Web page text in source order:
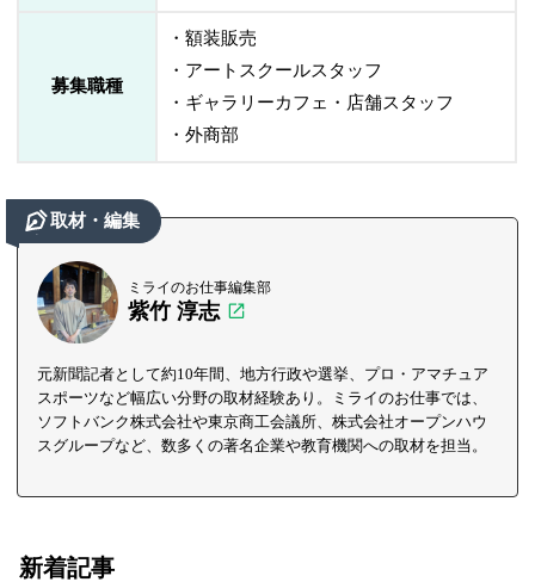
募集職種
・額装販売
・アートスクールスタッフ
・ギャラリーカフェ・店舗スタッフ
・外商部
取材・編集
ミライのお仕事編集部
紫竹 淳志
元新聞記者として約10年間、地方行政や選挙、プロ・アマチュア
スポーツなど幅広い分野の取材経験あり。ミライのお仕事では、
ソフトバンク株式会社や東京商工会議所、株式会社オープンハウ
スグループなど、数多くの著名企業や教育機関への取材を担当。
新着記事